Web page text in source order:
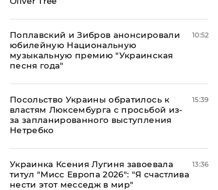
Поплавский и Зибров анонсировали
юбилейную Национальную
музыкальную премию "Украинская
песня года"
10:52
Посольство Украины обратилось к
властям Люксембурга с просьбой из-
за запланированного выступления
Нетребко
15:39
Украинка Ксения Лугиня завоевала
титул "Мисс Европа 2026": "Я счастлива
нести этот месседж в мир"
13:36